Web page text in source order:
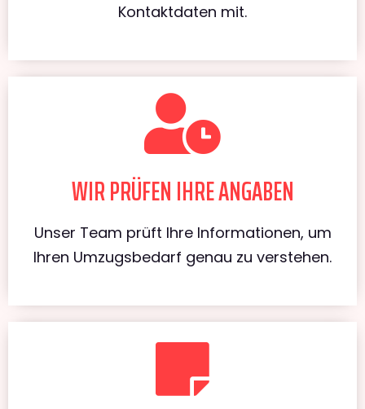
Kontaktdaten mit.
WIR PRÜFEN IHRE ANGABEN
Unser Team prüft Ihre Informationen, um
Ihren Umzugsbedarf genau zu verstehen.